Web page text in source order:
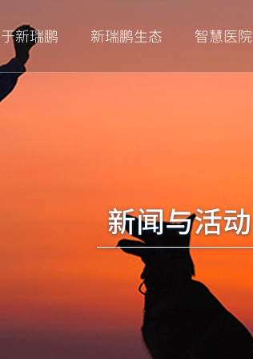
新瑞鹏 新瑞鹏生态 智慧医院
新闻与活动